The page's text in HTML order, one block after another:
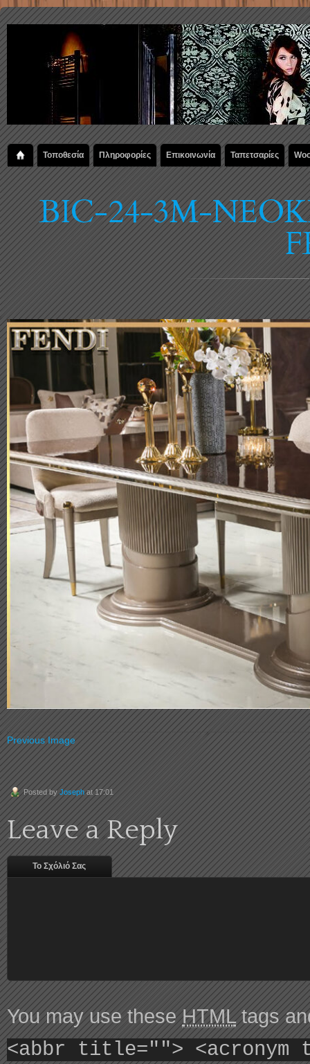
Τοποθεσία Πληροφορίες Επικοινωνία Ταπετσαρίες
BIC-24-3M-
Previous Image
Posted byJosephat 17:01
Leave a Reply
Το Σχόλιό Σας
You may use these HTMLtags
<abbr title=""> <acronym